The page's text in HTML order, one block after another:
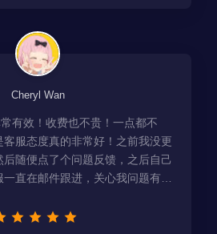
Cheryl Wan
有效！收费也不贵！一点都不
服态度真的非常好！之前我没更
随便点了个问题反馈，之后自己
直在邮件跟进，关心我问题有没